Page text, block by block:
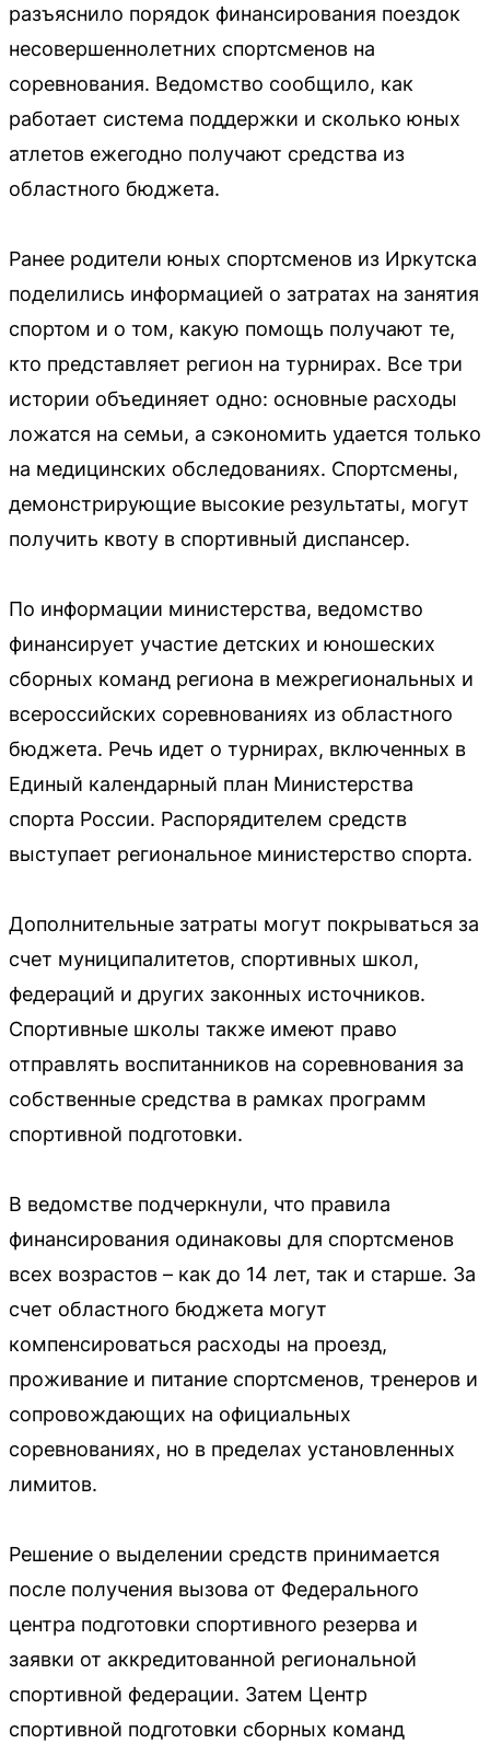
разъяснило порядок финансирования поездок
несовершеннолетних спортсменов на
соревнования. Ведомство сообщило, как
работает система поддержки и сколько юных
атлетов ежегодно получают средства из
областного бюджета.
Ранее родители юных спортсменов из Иркутска
поделились информацией о затратах на занятия
спортом и о том, какую помощь получают те,
кто представляет регион на турнирах. Все три
истории объединяет одно: основные расходы
ложатся на семьи, а сэкономить удается только
на медицинских обследованиях. Спортсмены,
демонстрирующие высокие результаты, могут
получить квоту в спортивный диспансер.
По информации министерства, ведомство
финансирует участие детских и юношеских
сборных команд региона в межрегиональных и
всероссийских соревнованиях из областного
бюджета. Речь идет о турнирах, включенных в
Единый календарный план Министерства
спорта России. Распорядителем средств
выступает региональное министерство спорта.
Дополнительные затраты могут покрываться за
счет муниципалитетов, спортивных школ,
федераций и других законных источников.
Спортивные школы также имеют право
отправлять воспитанников на соревнования за
собственные средства в рамках программ
спортивной подготовки.
В ведомстве подчеркнули, что правила
финансирования одинаковы для спортсменов
всех возрастов – как до 14 лет, так и старше. За
счет областного бюджета могут
компенсироваться расходы на проезд,
проживание и питание спортсменов, тренеров и
сопровождающих на официальных
соревнованиях, но в пределах установленных
лимитов.
Решение о выделении средств принимается
после получения вызова от Федерального
центра подготовки спортивного резерва и
заявки от аккредитованной региональной
спортивной федерации. Затем Центр
спортивной подготовки сборных команд